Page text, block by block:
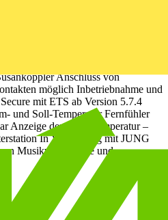
Szenenaufruf etc.
Raumtemperaturregelung mit
Split-Units (nur mit Update,
(akustisch und/oder optisch)
und einstellbar (abhängig
Näherungs- und
Anschluss von
möglich Inbetriebnahme und
mit ETS ab Version 5.7.4
und Soll-Temperatur Fernfühler
Anzeige der Außentemperatur –
In Verbindung mit JUNG
Musikwiedergabe und